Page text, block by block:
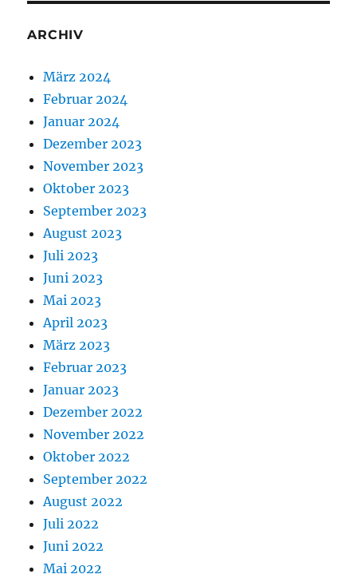
ARCHIV
März 2024
Februar 2024
Januar 2024
Dezember 2023
November 2023
Oktober 2023
September 2023
August 2023
Juli 2023
Juni 2023
Mai 2023
April 2023
März 2023
Februar 2023
Januar 2023
Dezember 2022
November 2022
Oktober 2022
September 2022
August 2022
Juli 2022
Juni 2022
Mai 2022